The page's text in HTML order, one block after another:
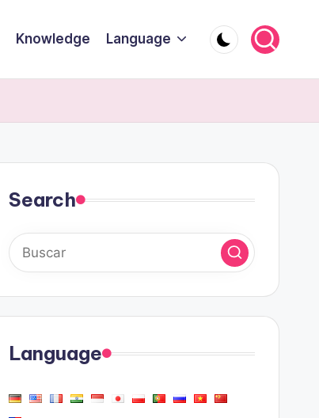
Knowledge Language
Search
Language